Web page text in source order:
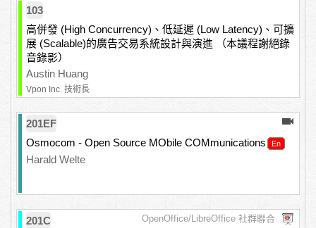
103
高併發 (High Concurrency)、低延遲 (Low Latency)、可擴
展 (Scalable)的廣告交易系統設計與演進 （本議程謝絕錄
音錄影）
Austin Huang
Vpon Inc. 技術長
201EF
Osmocom - Open Source MObile COMmunications
Harald Welte
201C OpenOffice/LibreOffice 社群聯合